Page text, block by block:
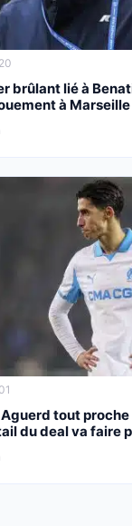
brûlant lié à
à Marseille
tout proche
du deal va faire